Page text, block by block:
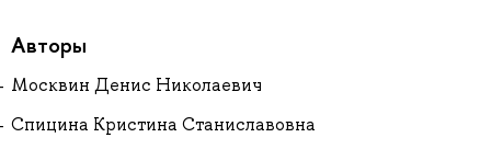
Авторы
Москвин Денис Николаевич
Спицина Кристина Станиславовна